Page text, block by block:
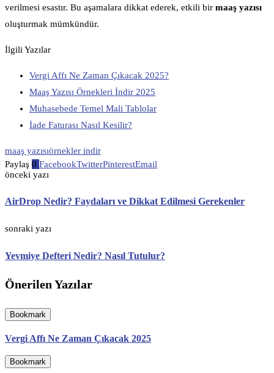
verilmesi esastır. Bu aşamalara dikkat ederek, etkili bir maaş yazısı
oluşturmak mümkündür.
İlgili Yazılar
Vergi Affı Ne Zaman Çıkacak 2025?
Maaş Yazısı Örnekleri İndir 2025
Muhasebede Temel Mali Tablolar
İade Faturası Nasıl Kesilir?
maaş yazısıörnekler indir
Paylaş 0 FacebookTwitterPinterestEmail
önceki yazı
AirDrop Nedir? Faydaları ve Dikkat Edilmesi Gerekenler
sonraki yazı
Yevmiye Defteri Nedir? Nasıl Tutulur?
Önerilen Yazılar
Bookmark
Vergi Affı Ne Zaman Çıkacak 2025
Bookmark